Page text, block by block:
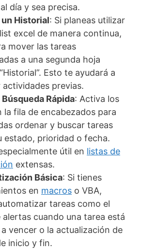
día y sea precisa.
Historial: Si planeas utilizar
excel de manera continua,
mover las tareas
a una segunda hoja
Esto te ayudará a
previas.
Rápida: Activa los
la fila de encabezados para
ordenar y buscar tareas
estado, prioridad o fecha.
útil en listas de
extensas.
Básica: Si tienes
en macros o VBA,
tareas como el
alertas cuando una tarea está
vencer o la actualización de
inicio y fin.